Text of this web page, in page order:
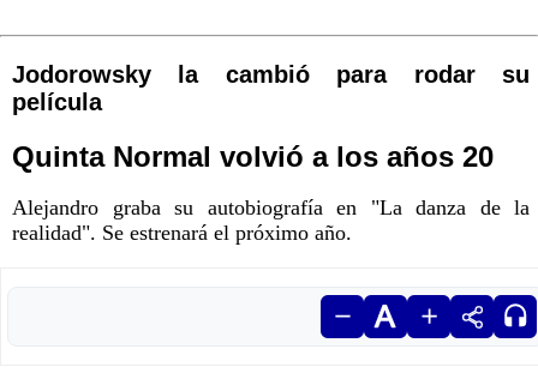
Jodorowsky la cambió para rodar su
película
Quinta Normal volvió a los años 20
Alejandro graba su autobiografía en "La danza de la
realidad". Se estrenará el próximo año.